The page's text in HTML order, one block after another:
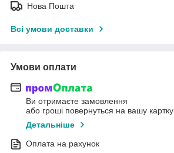
Нова Пошта
Всі умови доставки
Умови оплати
Ви отримаєте замовлення
або гроші повернуться на вашу картку
Детальніше
Оплата на рахунок